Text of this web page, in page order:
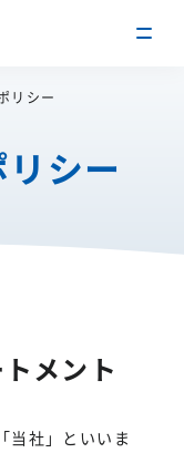
リシー
シー
メント
当社」といいま